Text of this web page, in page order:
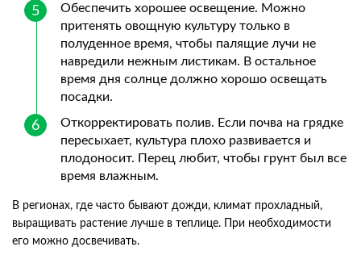
Обеспечить хорошее освещение. Можно
притенять овощную культуру только в
полуденное время, чтобы палящие лучи не
навредили нежным листикам. В остальное
время дня солнце должно хорошо освещать
посадки.
Откорректировать полив. Если почва на грядке
пересыхает, культура плохо развивается и
плодоносит. Перец любит, чтобы грунт был все
время влажным.
В регионах, где часто бывают дожди, климат прохладный,
выращивать растение лучше в теплице. При необходимости
его можно досвечивать.